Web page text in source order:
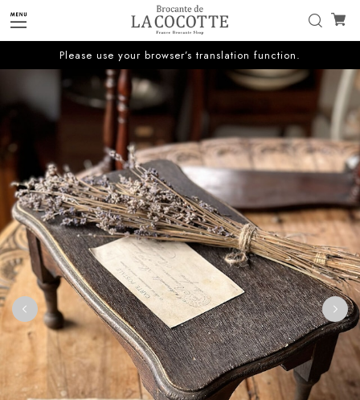
Please use your browser’s translation function.